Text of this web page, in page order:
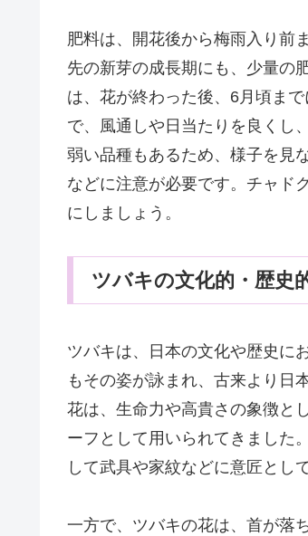
肥料は、開花後から梅雨入り前
先の新芽の成長期にも、少量の
は、花が終わった後、6月頃ま
で、風通しや日当たりを良くし
弱い品種もあるため、様子を見
などに注意が必要です。チャド
にしましょう。
ツバキの文化的・歴史
ツバキは、日本の文化や歴史に
もその姿が詠まれ、古来より日
花は、生命力や高貴さの象徴と
ーフとして用いられてきました
して武具や家紋などに意匠とし
一方で、ツバキの花は、首が落